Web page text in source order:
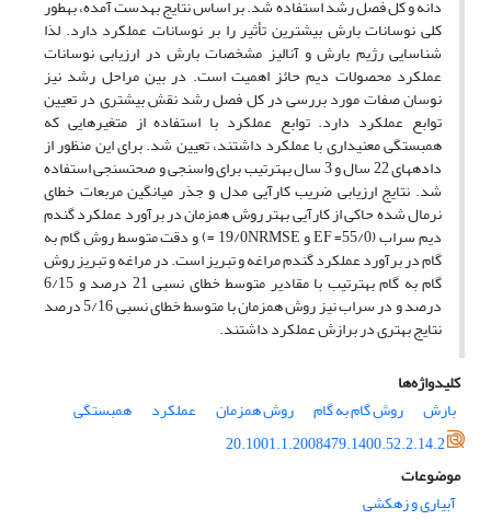
دانه و کل فصل رشد استفاده شد. بر اساس نتایج به­دست آمده، به­طور
کلی نوسانات بارش بیش­ترین تأثیر را بر نوسانات عملکرد دارد. لذا
شناسایی رژیم بارش و آنالیز مشخصات بارش در ارزیابی نوسانات
عملکرد محصولات دیم حائز اهمیت است. در بین مراحل رشد نیز
نوسان صفات مورد بررسی در کل فصل رشد نقش بیش­تری در تعیین
توابع عملکرد دارد. توابع عملکرد با استفاده از متغیرهایی که
همبستگی معنی­داری با عملکرد داشتند، تعیین شد. برای این منظور از
داده­های 22 سال و 3 سال به­ترتیب برای واسنجی و صحت­سنجی استفاده
شد. نتایج ارزیابی ضریب کارآیی مدل و جذر میانگین مربعات خطای
نرمال شده حاکی از کارآیی بهتر روش همزمان در برآورد عملکرد گندم
دیم سراب (55/0= EF و 19/0NRMSE =) و دقت متوسط روش گام به
گام در برآورد عملکرد گندم مراغه و تبریز است. در مراغه و تبریز روش
گام به گام به­ترتیب با مقادیر متوسط خطای نسبی 21 درصد و 6/15
درصد و در سراب نیز روش همزمان با متوسط خطای نسبی 5/16 درصد
نتایج بهتری در برازش عملکرد داشتند.
کلیدواژه‌ها
بارش
روش گام به گام روش همزمان عملکرد
همبستگی
20.1001.1.2008479.1400.52.2.14.2
موضوعات
آبیاری و زهکشی